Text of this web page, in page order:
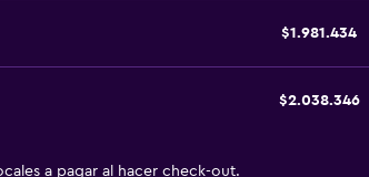
$1.981.434
$2.038.346
a pagar al hacer check-out.